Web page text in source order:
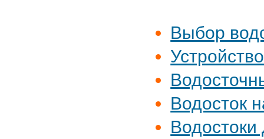
Выбор
Водосток
Водостоки